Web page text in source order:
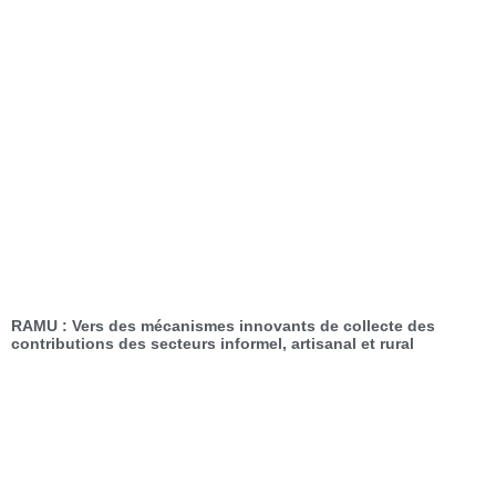
RAMU : Vers des mécanismes innovants de collecte des
contributions des secteurs informel, artisanal et rural